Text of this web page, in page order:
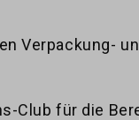
Verpackung-
Club für die